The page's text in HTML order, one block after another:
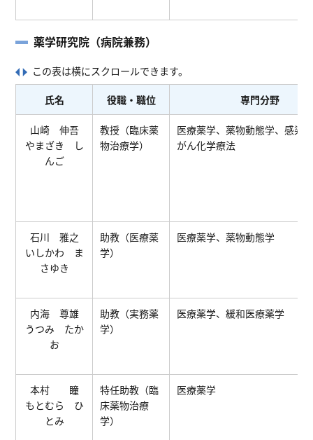
薬学研究院（病院兼務）
氏名 役職・職位 専門分野
山崎 伸吾
やまざき し
んご
教授（臨床薬
物治療学）
医療薬学、薬物動態学、感染
がん化学療法
石川 雅之
いしかわ ま
さゆき
助教（医療薬
学）
医療薬学、薬物動態学
内海 尊雄
うつみ たか
お
助教（実務薬
学）
医療薬学、緩和医療薬学
本村 瞳
もとむら ひ
とみ
特任助教（臨
床薬物治療
学）
医療薬学